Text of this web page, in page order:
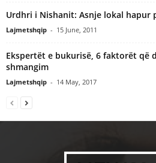
Urdhri i Nishanit: Asnje lokal hapur
Lajmetshqip - 15 June, 2011
Ekspertët e bukurisë, 6 faktorët që
shmangim
Lajmetshqip - 14 May, 2017